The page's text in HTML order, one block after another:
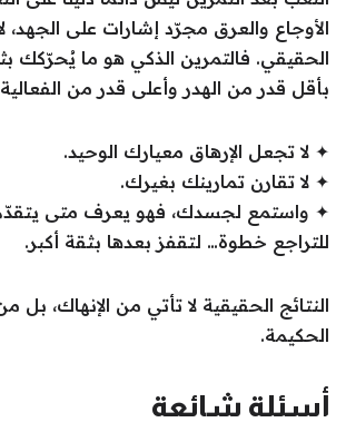
الأوجاع والعرق مجرّد إشارات على الجهد،
الحقيقي. فالتمرين الذكي هو ما يُحرّكك
بأقل قدر من الهدر وأعلى قدر من
✦ لا تجعل الإرهاق معيارك الوحيد.
✦ لا تقارن تمارينك بغيرك.
✦ واستمع لجسدك، فهو يعرف متى
للتراجع خطوة… لتقفز بعدها بثقة أكبر.
النتائج الحقيقية لا تأتي من الإنهاك، بل
الحكيمة.
أسئلة شائعة